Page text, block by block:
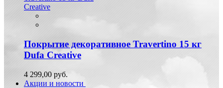
Покрытие декоративное Travertino 15 кг
Dufa Creative
4 299,00 руб.
Акции и новости